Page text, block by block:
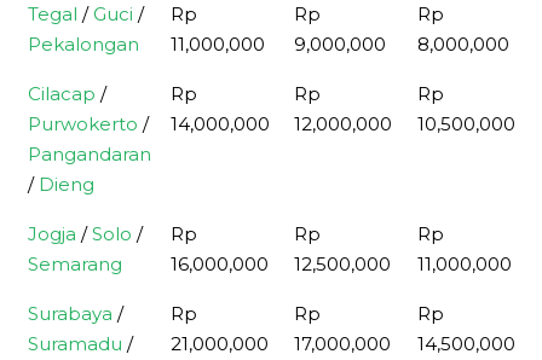
Tegal / Guci /
Pekalongan
Rp
11,000,000
Rp
9,000,000
Rp
8,000,000
Cilacap /
Purwokerto /
Pangandaran
/ Dieng
Rp
14,000,000
Rp
12,000,000
Rp
10,500,000
Jogja /Solo /
Semarang
Rp
16,000,000
Rp
12,500,000
Rp
11,000,000
Surabaya /
Suramadu /
Rp
21,000,000
Rp
17,000,000
Rp
14,500,000